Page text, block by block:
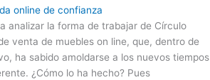
online de confianza
analizar la forma de trabajar de Círculo
venta de muebles on line, que, dentro de
ha sabido amoldarse a los nuevos tiempos
¿Cómo lo ha hecho? Pues